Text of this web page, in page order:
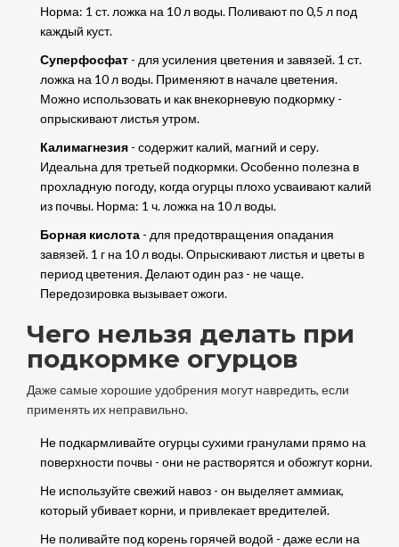
Норма: 1 ст. ложка на 10 л воды. Поливают по 0,5 л под
каждый куст.
Суперфосфат- для усиления цветения и завязей. 1 ст.
ложка на 10 л воды. Применяют в начале цветения.
Можно использовать и как внекорневую подкормку -
опрыскивают листья утром.
Калимагнезия- содержит калий, магний и серу.
Идеальна для третьей подкормки. Особенно полезна в
прохладную погоду, когда огурцы плохо усваивают калий
из почвы. Норма: 1 ч. ложка на 10 л воды.
Борная кислота- для предотвращения опадания
завязей. 1 г на 10 л воды. Опрыскивают листья и цветы в
период цветения. Делают один раз - не чаще.
Передозировка вызывает ожоги.
Чего нельзя делать при
подкормке огурцов
Даже самые хорошие удобрения могут навредить, если
применять их неправильно.
Не подкармливайте огурцы сухими гранулами прямо на
поверхности почвы - они не растворятся и обожгут корни.
Не используйте свежий навоз - он выделяет аммиак,
который убивает корни, и привлекает вредителей.
Не поливайте под корень горячей водой - даже если на